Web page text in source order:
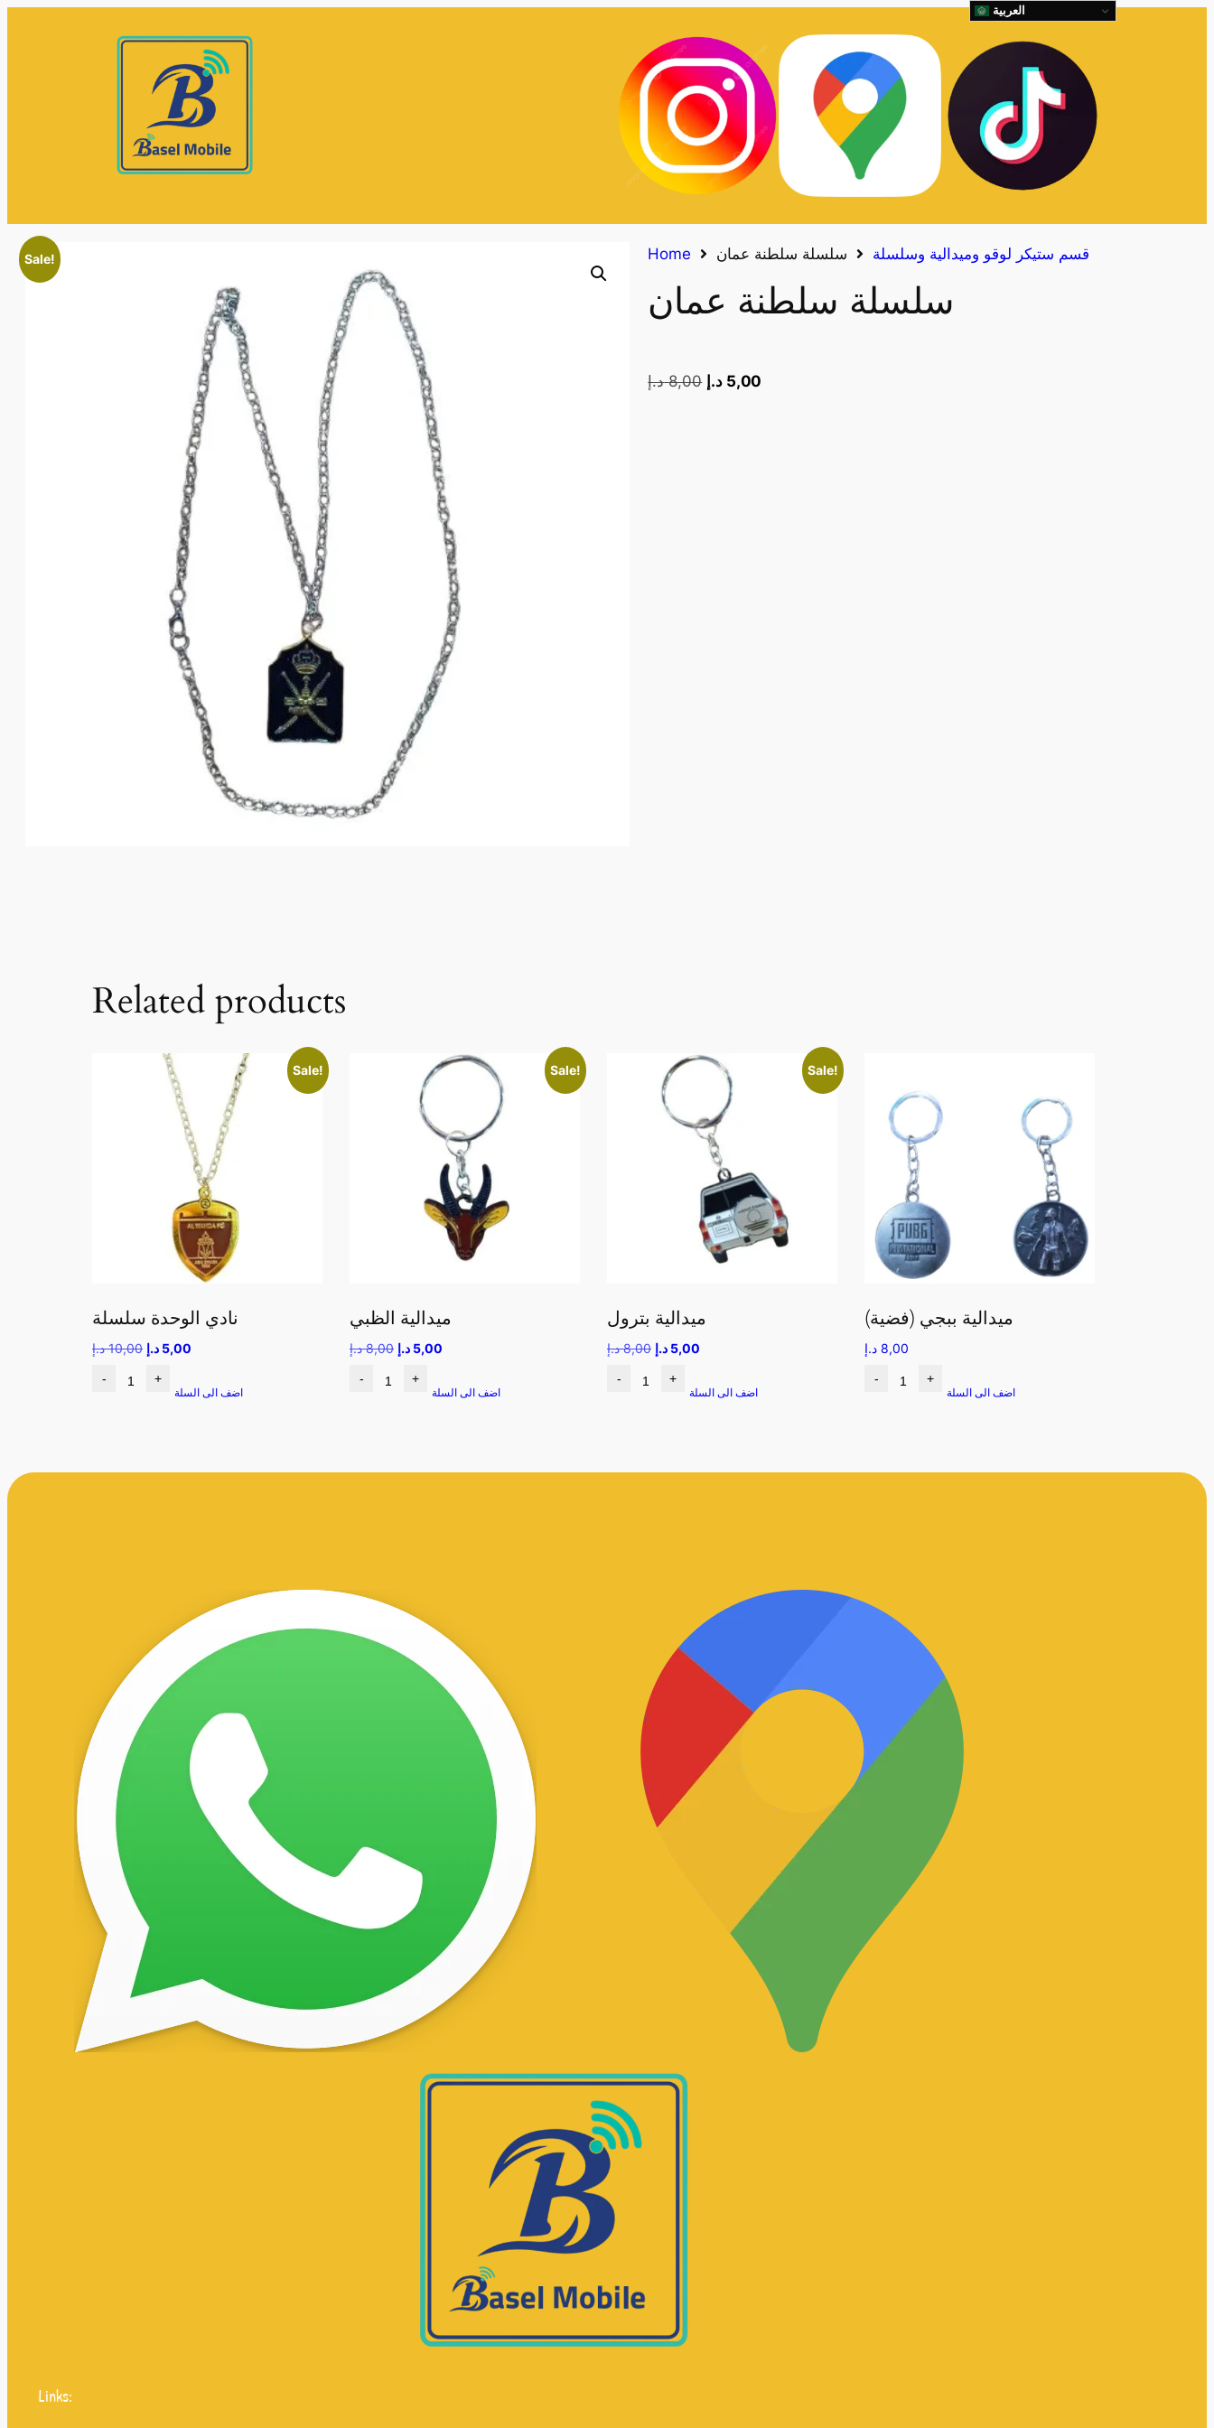
Sale! Home قسم ستيكر لوقو وميدالية وسلسلة سلسلة سلطنة عمان
سلسلة سلطنة عمان
8,00 د.إ 5,00 د.إ
Related products
Sale!
نادي الوحدة سلسلة
10,00 د.إ 5,00 د.إ
- +
اضف الى السلة
Sale!
ميدالية الظبي
8,00 د.إ 5,00 د.إ
- +
اضف الى السلة
Sale!
ميدالية بترول
8,00 د.إ 5,00 د.إ
- +
اضف الى السلة
ميدالية ببجي (فضية)
8,00 د.إ
- +
اضف الى السلة
Links:
العربية